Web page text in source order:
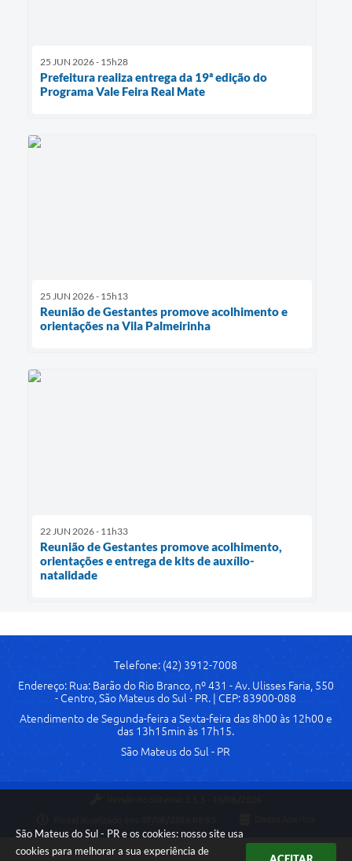
São Mateus do Sul - PR e os cookies: nosso site usa
cookies para melhorar a sua experiência de
25 JUN 2026 - 15h28
Prefeitura realiza entrega da 19ª edição do
Programa Vale Feira Real Mate
25 JUN 2026 - 15h13
Reunião de Gestantes promove acolhimento e
orientações na Vila Palmeirinha
22 JUN 2026 - 11h33
Reunião de Gestantes promove acolhimento,
orientações e entrega de kits de auxílio-
natalidade
Telefone: (42) 3912-7008
Endereço: Rua: Barão do Rio Branco, nº 431 - Av. Ulisses Faria, 550
- Centro, São Mateus do Sul - PR. | CEP: 83900-088
Atendimento de Segunda-feira a Sexta-feira das 8h00 às 12h00 e
das 13h15min às 17h15.
São Mateus do Sul - PR